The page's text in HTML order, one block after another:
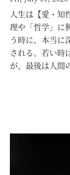
人生は【愛・知
理や「哲学」に
う時に、本当に
される。若い時
が、最後は人間
いたが、それ
常生活そのも
に「歩く」と
が強くなって
る」時間を持